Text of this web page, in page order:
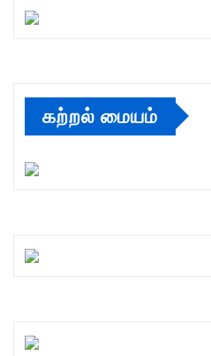
கற்றல் மையம்